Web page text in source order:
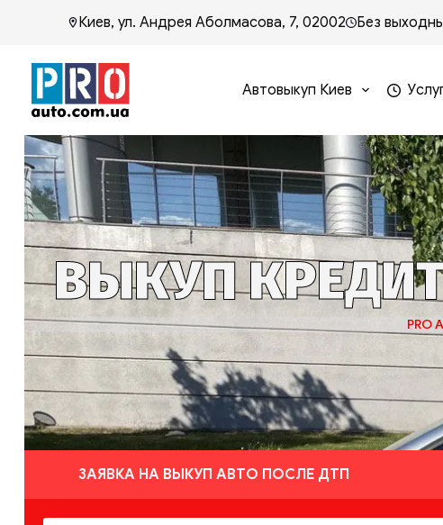
Киев, ул. Андрея Аболмасова, 7, 02002 Без
Автовыкуп Киев
ВЫКУП
PRO
ЗАЯВКА НА ВЫКУП АВТО ПОСЛЕ ДТП